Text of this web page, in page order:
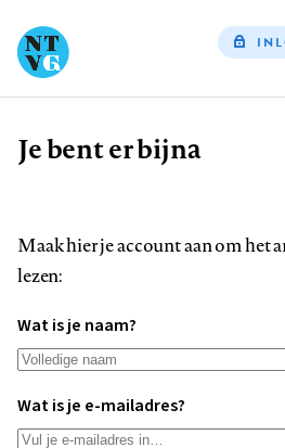
Kruimelpad
Je bent er bijna
Maak hier je account aan om het
lezen:
Wat is je naam?
Wat is je e-mailadres?